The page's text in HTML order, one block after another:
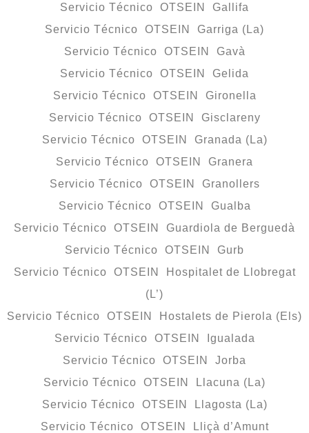
Servicio Técnico OTSEIN Gallifa
Servicio Técnico OTSEIN Garriga (La)
Servicio Técnico OTSEIN Gavà
Servicio Técnico OTSEIN Gelida
Servicio Técnico OTSEIN Gironella
Servicio Técnico OTSEIN Gisclareny
Servicio Técnico OTSEIN Granada (La)
Servicio Técnico OTSEIN Granera
Servicio Técnico OTSEIN Granollers
Servicio Técnico OTSEIN Gualba
Servicio Técnico OTSEIN Guardiola de Berguedà
Servicio Técnico OTSEIN Gurb
Servicio Técnico OTSEIN Hospitalet de Llobregat
(L’)
Servicio Técnico OTSEIN Hostalets de Pierola (Els)
Servicio Técnico OTSEIN Igualada
Servicio Técnico OTSEIN Jorba
Servicio Técnico OTSEIN Llacuna (La)
Servicio Técnico OTSEIN Llagosta (La)
Servicio Técnico OTSEIN Lliçà d’Amunt